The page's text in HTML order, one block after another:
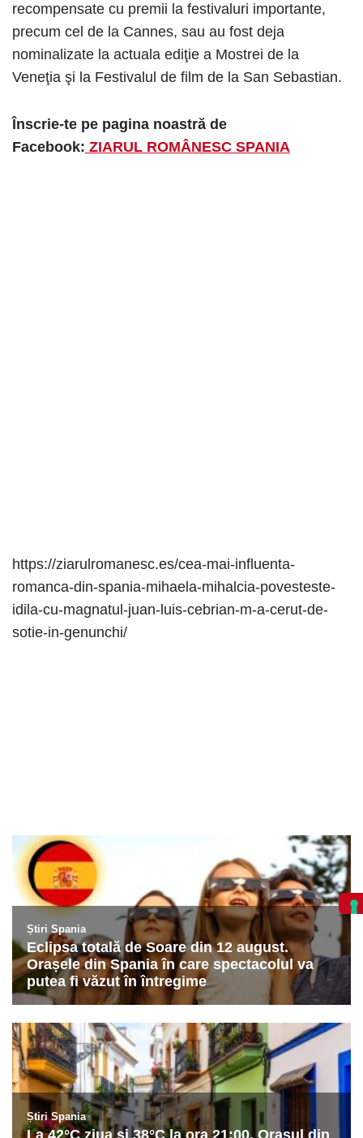
recompensate cu premii la festivaluri importante,
precum cel de la Cannes, sau au fost deja
nominalizate la actuala ediţie a Mostrei de la
Veneţia şi la Festivalul de film de la San Sebastian.
Înscrie-te pe pagina noastră de
Facebook: ZIARUL ROMÂNESC SPANIA
https://ziarulromanesc.es/cea-mai-influenta-
romanca-din-spania-mihaela-mihalcia-povesteste-
idila-cu-magnatul-juan-luis-cebrian-m-a-cerut-de-
sotie-in-genunchi/